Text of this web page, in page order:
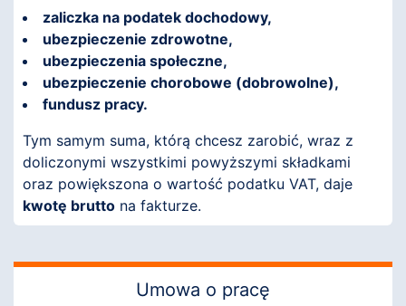
zaliczka na podatek dochodowy,
ubezpieczenie zdrowotne,
ubezpieczenia społeczne,
ubezpieczenie chorobowe (dobrowolne),
fundusz pracy.
Tym samym suma, którą chcesz zarobić, wraz z
doliczonymi wszystkimi powyższymi składkami
oraz powiększona o wartość podatku VAT, daje
kwotę brutto na fakturze.
Umowa o pracę